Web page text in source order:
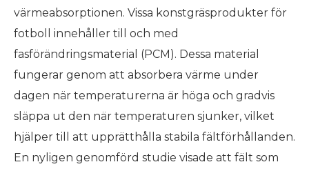
värmeabsorptionen. Vissa konstgräsprodukter för
fotboll innehåller till och med
fasförändringsmaterial (PCM). Dessa material
fungerar genom att absorbera värme under
dagen när temperaturerna är höga och gradvis
släppa ut den när temperaturen sjunker, vilket
hjälper till att upprätthålla stabila fältförhållanden.
En nyligen genomförd studie visade att fält som